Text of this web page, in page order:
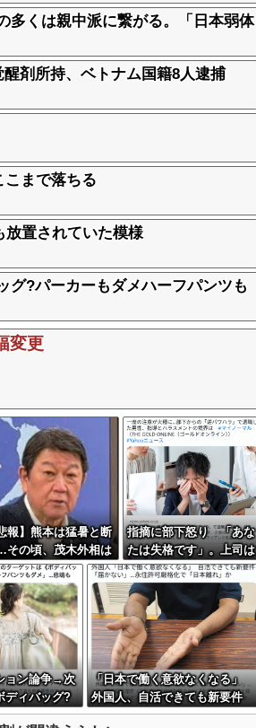
多くは親中派に繋がる。「日本弱体
剤所持、ベトナム国籍8人逮捕
こまで落ちる
置されていた模様
?パーカーもダメハーフパンツも
変更
報】熊本は猛暑と断
その頃、茂木外相は
米でニッコリ動画公
指摘に部下怒り 「あな
たは失格です」。上司は
泣いて辞職
ョン論争→次
ディバッグ?
ーフパンツも
「日本で働く意欲なくなる」
外国人、自活できても新要件
「届かない」…永住許可厳格化